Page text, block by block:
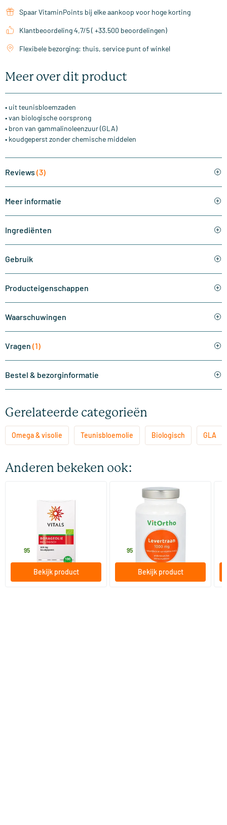
Spaar VitaminPoints bij elke aankoop voor hoge korting
Klantbeoordeling 4,7/5 ( +33.500 beoordelingen)
Flexibele bezorging: thuis, service punt of winkel
Meer over dit product
• uit teunisbloemzaden
• van biologische oorsprong
• bron van gammalinoleenzuur (GLA)
• koudgeperst zonder chemische middelen
Reviews (3)
Meer informatie
Ingrediënten
Gebruik
Producteigenschappen
Waarschuwingen
Vragen (1)
Bestel & bezorginformatie
Gerelateerde categorieën
Omega & visolie Teunisbloemolie Biologisch GLA
Anderen bekeken ook:
Borageolie 500 mg
100 softgels
95
Bekijk product
Levertraan 1000 mg
120 softgels
.95
Bekijk product